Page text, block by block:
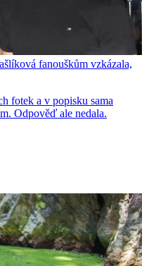
fanouškům vzkázala,
fotek a v popisku sama
Odpověď ale nedala.